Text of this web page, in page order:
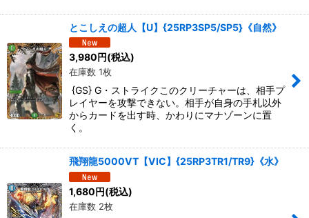
とこしえの超人【U】{25RP3SP5/SP5}《自然》
3,980円(税込)
在庫数 1枚
{GS} G・ストライクこのクリーチャーは、相手プ
レイヤーを攻撃できない。相手が自身の手札以外
からカードを出す時、かわりにマナゾーンに置
く。
飛翔龍5000VT【VIC】{25RP3TR1/TR9}《水》
1,680円(税込)
在庫数 2枚